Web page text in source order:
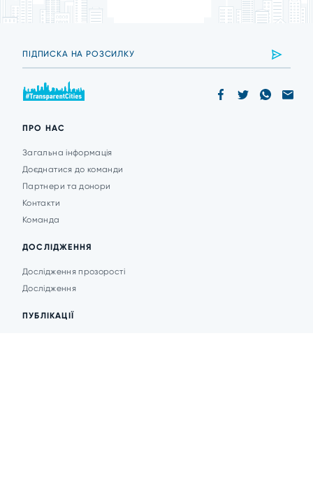
ПРО НАС
Загальна інформація
Доєднатися до команди
Партнери та донори
Контакти
Команда
ДОСЛІДЖЕННЯ
Дослідження прозорості
Дослідження
ПУБЛІКАЦІЇ